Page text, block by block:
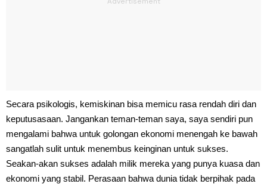
Secara psikologis, kemiskinan bisa memicu rasa rendah diri dan
keputusasaan. Jangankan teman-teman saya, saya sendiri pun
mengalami bahwa untuk golongan ekonomi menengah ke bawah
sangatlah sulit untuk menembus keinginan untuk sukses.
Seakan-akan sukses adalah milik mereka yang punya kuasa dan
ekonomi yang stabil. Perasaan bahwa dunia tidak berpihak pada